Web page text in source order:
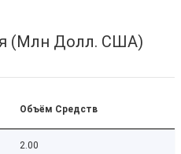
(Млн Долл. США)
Объём Средств
2.00